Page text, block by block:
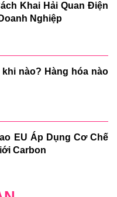
Khai Hải Quan Điện
Nghiệp
nào? Hàng hóa nào
EU Áp Dụng Cơ Chế
Carbon